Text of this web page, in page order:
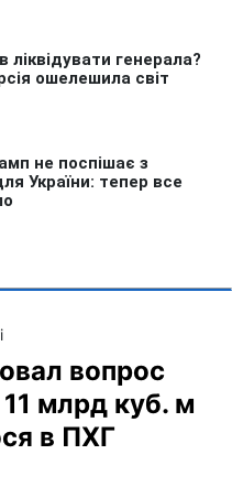
вопрос
млрд куб. м
в ПХГ